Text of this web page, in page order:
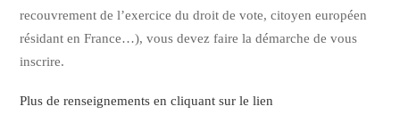
recouvrement de l’exercice du droit de vote, citoyen européen
résidant en France…), vous devez faire la démarche de vous
inscrire.
Plus de renseignements en cliquant sur le lien